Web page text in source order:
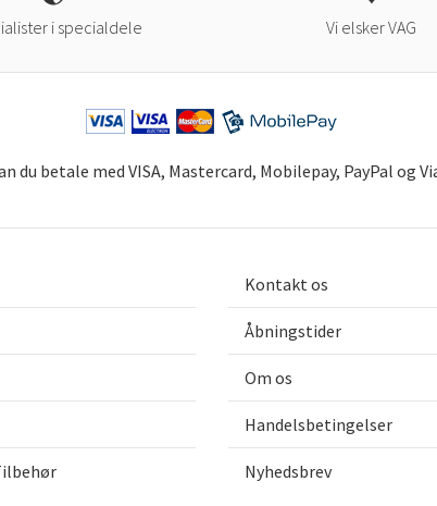
i specialdele Vi elsker VAG
du betale med VISA, Mastercard, Mobilepay, PayPal og
Kontakt os
Åbningstider
Om os
Handelsbetingelser
Nyhedsbrev